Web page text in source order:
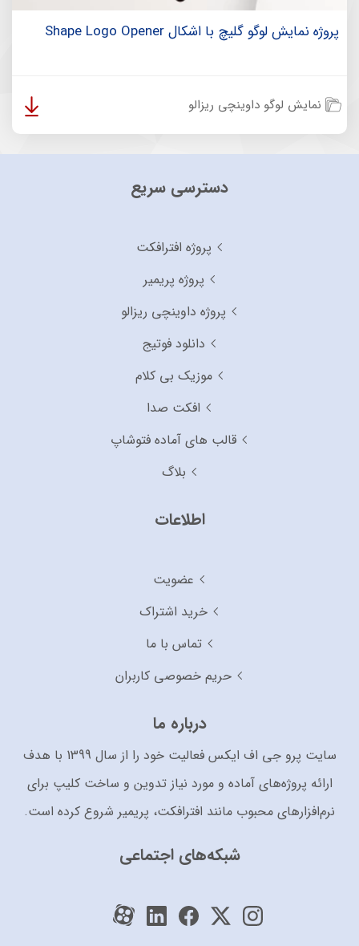
پروژه نمایش لوگو گلیچ با اشکال Shape Logo Opener
نمایش لوگو داوینچی ریزالو
دسترسی سریع
پروژه افترافکت
پروژه پریمیر
پروژه داوینچی ریزالو
دانلود فوتیج
موزیک بی کلام
افکت صدا
قالب های آماده فتوشاپ
بلاگ
اطلاعات
عضویت
خرید اشتراک
تماس با ما
حریم خصوصی کاربران
درباره ما
سایت پرو جی اف ایکس فعالیت خود را از سال 1399 با هدف
ارائه پروژه‌های آماده و مورد نیاز تدوین و ساخت کلیپ برای
نرم‌افزارهای محبوب مانند افترافکت، پریمیر شروع کرده است.
شبکه‌های اجتماعی